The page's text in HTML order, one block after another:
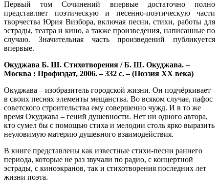
Первый том Сочинений впервые достаточно полно
представляет поэтическую и песенно-поэтическую части
творчества Юрия Визбора, включая песни, стихи, работы для
эстрады, театра и кино, а также произведения, написанные по
случаю. Значительная часть произведений публикуется
впервые.
Окуджава Б. Ш. Стихотворения / Б. Ш. Окуджава. –
Москва : Профиздат, 2006. – 332 c. – (Поэзия ХХ века)
Окуджава – изобразитель городской жизни. Он подчёркивает
в своих песнях элементы мещанства. Во всяком случае, пафос
советского строительства ему совершенно чужд. И в то же
время Окуджава – гений душевности. Нет ни одного автора,
кто сумел бы с помощью стиха и мелодии столь ярко выразить
неуловимую материю душевного взаимодействия.
В книге представлены как известные стихи-песни раннего
периода, которые не раз звучали по радио, с концертной
эстрады, с киноэкранов, так и стихотворения последних лет
жизни поэта.